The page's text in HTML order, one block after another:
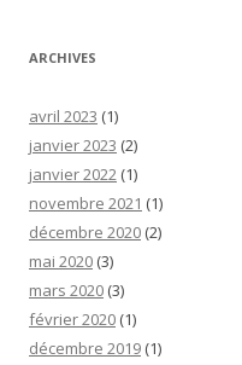
ARCHIVES
avril 2023 (1)
janvier 2023 (2)
janvier 2022 (1)
novembre 2021 (1)
décembre 2020 (2)
mai 2020 (3)
mars 2020 (3)
février 2020 (1)
décembre 2019 (1)